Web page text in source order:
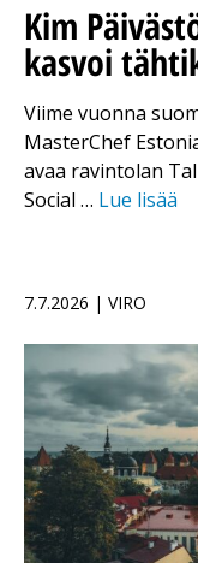
Kim
kasvoi
Viime vuonna
MasterChef
avaa ravintolan
Social … Lue lisää
7.7.2026 | VIRO